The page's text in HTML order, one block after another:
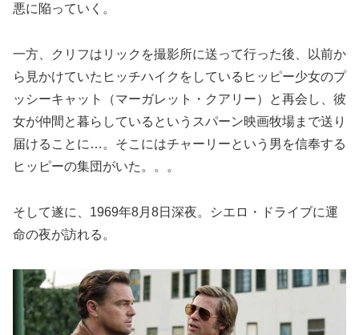
悪に陥っていく。
一方、クリフはリックを撮影所に送って行った後、以前か
ら見かけていたヒッチハイクをしているヒッピー少女のプ
ッシーキャット（マーガレット・クアリー）と再会し、彼
女が仲間と暮らしているというスパーン映画牧場まで送り
届けることに…。そこにはチャーリーという男を信奉する
ヒッピーの集団がいた。。。
そして遂に、1969年8月8日深夜。シエロ・ドライブに運
命の夜が訪れる。